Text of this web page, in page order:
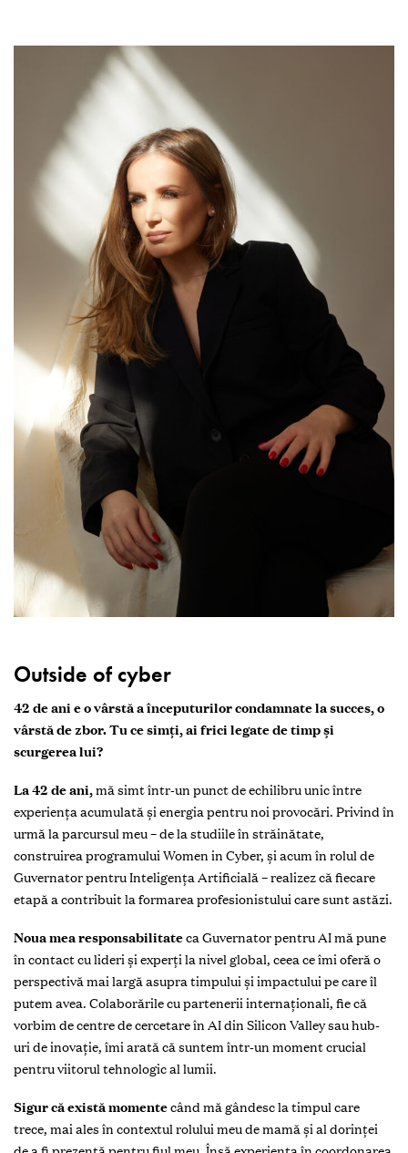
Outside of cyber
42 de ani e o vârstă a începuturilor condamnate la succes, o
vârstă de zbor. Tu ce simți, ai frici legate de timp și
scurgerea lui?
La 42 de ani,mă simt într-un punct de echilibru unic între
experiența acumulată și energia pentru noi provocări. Privind în
urmă la parcursul meu – de la studiile în străinătate,
construirea programului Women in Cyber, și acum în rolul de
Guvernator pentru Inteligența Artificială – realizez că fiecare
etapă a contribuit la formarea profesionistului care sunt astăzi.
Noua mea responsabilitateca Guvernator pentru AI mă pune
în contact cu lideri și experți la nivel global, ceea ce îmi oferă o
perspectivă mai largă asupra timpului și impactului pe care îl
putem avea. Colaborările cu partenerii internaționali, fie că
vorbim de centre de cercetare în AI din Silicon Valley sau hub-
uri de inovație, îmi arată că suntem într-un moment crucial
pentru viitorul tehnologic al lumii.
Sigur că există momentecând mă gândesc la timpul care
trece, mai ales în contextul rolului meu de mamă și al dorinței